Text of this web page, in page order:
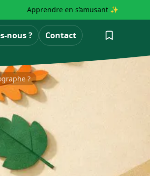
Apprendre en s’amusant ✨
nous ? Contact
?